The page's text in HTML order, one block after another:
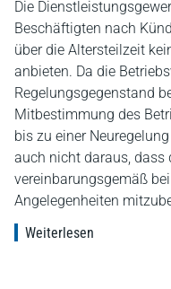
Die
Beschäftigten nach
über die Altersteilzeit
anbieten. Da die
Regelungsgegenstand
Mitbestimmung des
bis zu einer
auch nicht daraus, dass
vereinbarungsgemäß
Angelegenheiten
Weiterlesen